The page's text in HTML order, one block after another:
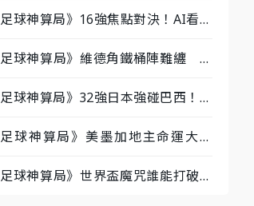
大過招
足球神算局》16強焦點對決！AI看好
足球神算局》維德角鐵桶陣難纏 阿
足球神算局》32強日本強碰巴西！AI
爆冷
足球神算局》美墨加地主命運大解
足球神算局》世界盃魔咒誰能打破？